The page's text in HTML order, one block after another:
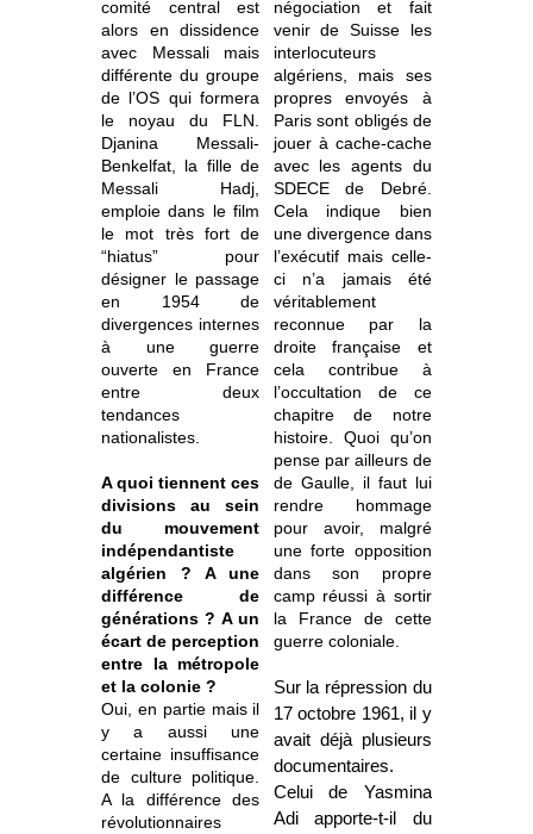
comité central est
alors en dissidence
avec Messali mais
différente du groupe
de l’OS qui formera
le noyau du FLN.
Djanina Messali-
Benkelfat, la fille de
Messali Hadj,
emploie dans le film
le mot très fort de
“hiatus” pour
désigner le passage
en 1954 de
divergences internes
à une guerre
ouverte en France
entre deux
tendances
nationalistes.
A quoi tiennent ces
divisions au sein
du mouvement
indépendantiste
algérien ? A une
différence de
générations ? A un
écart de perception
entre la métropole
et la colonie ?
Oui, en partie mais il
y a aussi une
certaine insuffisance
de culture politique.
A la différence des
révolutionnaires
négociation et fait
venir de Suisse les
interlocuteurs
algériens, mais ses
propres envoyés à
Paris sont obligés de
jouer à cache-cache
avec les agents du
SDECE de Debré.
Cela indique bien
une divergence dans
l’exécutif mais celle-
ci n’a jamais été
véritablement
reconnue par la
droite française et
cela contribue à
l’occultation de ce
chapitre de notre
histoire. Quoi qu’on
pense par ailleurs de
de Gaulle, il faut lui
rendre hommage
pour avoir, malgré
une forte opposition
dans son propre
camp réussi à sortir
la France de cette
guerre coloniale.
Sur la répression du
17 octobre 1961, il y
avait déjà plusieurs
documentaires.
Celui de Yasmina
Adi apporte-t-il du